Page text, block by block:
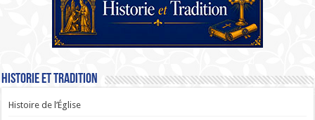
Historie et Tradition
Histoire de l’Église